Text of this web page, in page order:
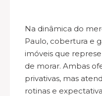
Na dinâmica do
Paulo, cobertura e
imóveis que
de morar. Ambas
privativas, mas
rotinas e